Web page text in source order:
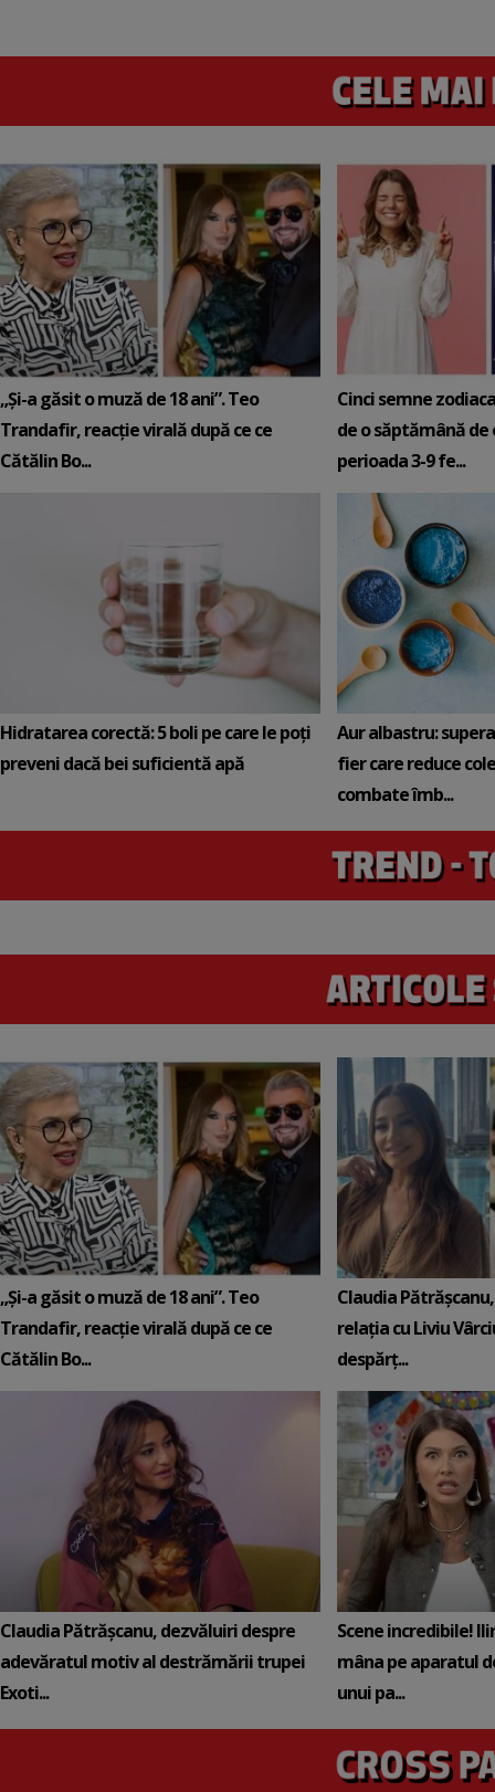
„Și-a găsit o muză de 18 ani”. Teo
Trandafir, reacție virală după ce ce
Cătălin Bo...
Cinci semne
de o săptămână de
perioada 3-9 fe...
Hidratarea corectă: 5 boli pe care le poți
preveni dacă bei suficientă apă
Aur albastru:
fier care reduce
combate îmb...
„Și-a găsit o muză de 18 ani”. Teo
Trandafir, reacție virală după ce ce
Cătălin Bo...
Claudia
relația cu Liviu
despărț...
Claudia Pătrășcanu, dezvăluiri despre
adevăratul motiv al destrămării trupei
Exoti...
Scene incredibile!
mâna pe aparatul
unui pa...